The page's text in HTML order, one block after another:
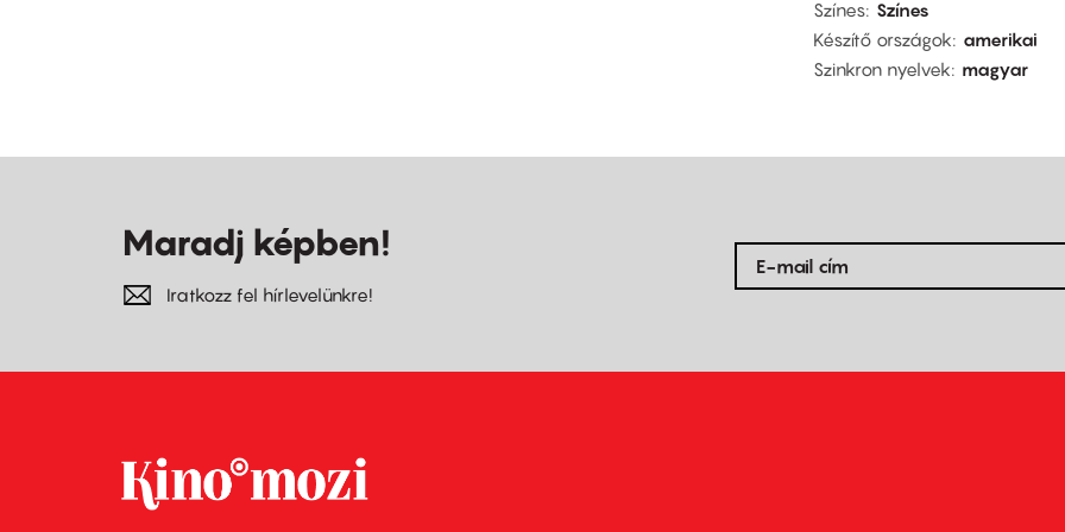
Színes Színes
Készítő országok
amerikai
Szinkron nyelvek
magyar
Maradj képben!
Iratkozz fel hírlevelünkre!